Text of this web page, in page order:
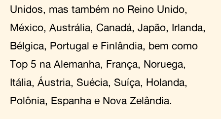
Unidos, mas também no Reino Unido,
México, Austrália, Canadá, Japão, Irlanda,
Bélgica, Portugal e Finlândia, bem como
Top 5 na Alemanha, França, Noruega,
Itália, Áustria, Suécia, Suíça, Holanda,
Polônia, Espanha e Nova Zelândia.